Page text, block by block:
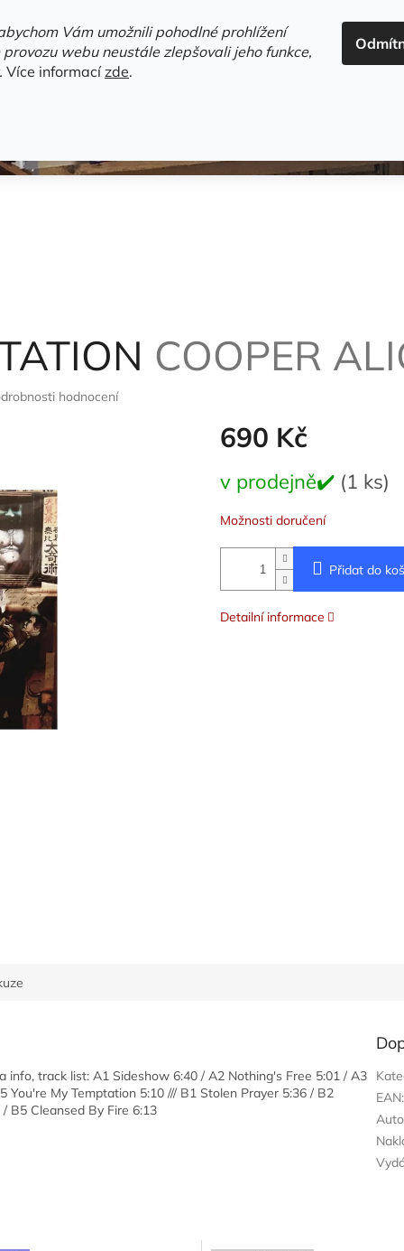
Vám umožnili pohodlné prohlížení
webu neustále zlepšovali jeho funkce,
Více informacízde.
HLEDAT
COOPER
hodnocení
690 Kč
cena:
v prodejně✔️ (1 ks)
Možnosti doručení
Přidat do
Detailní informace
track list: A1 Sideshow 6:40 / A2 Nothing's Free 5:01 / A3
My Temptation 5:10 /// B1 Stolen Prayer 5:36 / B2
B5 Cleansed By Fire 6:13
EAN: